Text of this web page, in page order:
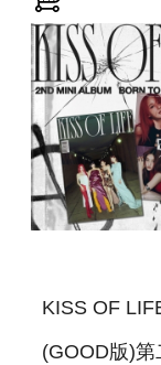
KISS OF
(GOOD版)第